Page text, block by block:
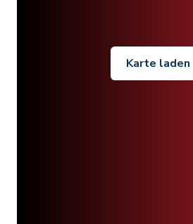
Karte laden